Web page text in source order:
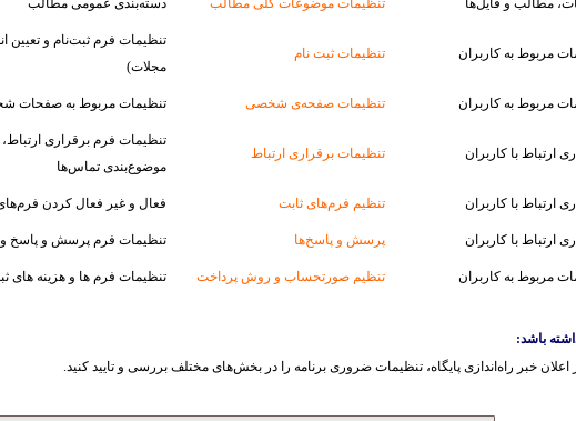
مطالب و فایل‌ها تنظیمات موضوعات کلی مطالب دسته‌بندی عمومی مطالب
مربوط به کاربران تنظیمات ثبت نام
تنظیمات فرم ثبت‌‌نام و تعیین
مجلات)
مربوط به کاربران تنظیمات صفحه‌ی شخصى تنظیمات مربوط به صفحات
ارتباط با کاربران تنظیمات برقرارى ارتباط
تنظیمات فرم برقراری
موضوع‌بندی تماس‌ها
ارتباط با کاربران تنظیم فرم‌هاى ثابت فعال و غیر فعال کردن
ارتباط با کاربران پرسش و پاسخ‌ها تنظیمات فرم پرسش و پاسخ
مربوط به کاربران تنظیم صورتحساب و روش پرداخت تنظیمات فرم ها و هزینه
باشد:
اعلان خبر راه‌اندازی پایگاه، تنظیمات ضروری برنامه را در بخش‌های مختلف بررسی و تایید کنید.